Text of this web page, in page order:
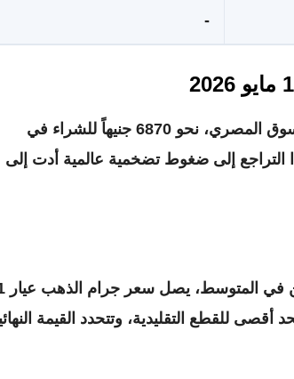
-
سجل سعر جرام الذهب عيار 21، وهو الأكثر مبيعاً وتداولاً في السوق المصري، نحو 6870 جنيهاً للشراء في
التراجع إلى ضغوط تضخمية عالمية أدت إلى
تختلف تكلفة
أقصى للقطع التقليدية، وتتحدد القيمة